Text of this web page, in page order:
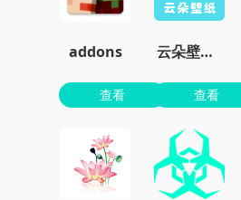
addons
查看
云朵壁纸app官方
查看